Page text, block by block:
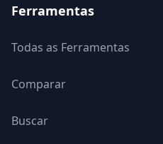
Ferramentas
Todas as Ferramentas
Comparar
Buscar